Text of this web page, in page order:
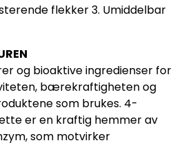
flekker 3. Umiddelbar
og bioaktive ingredienser for
bærekraftigheten og
som brukes. 4-
er en kraftig hemmer av
som motvirker